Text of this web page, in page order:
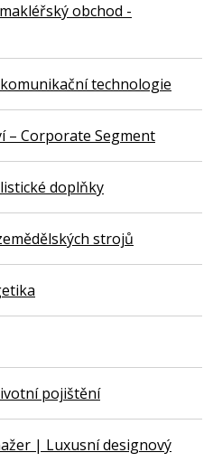
obchod -
technologie
– Corporate Segment
doplňky
strojů
pojištění
| Luxusní designový